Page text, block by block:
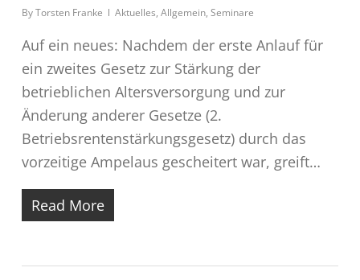
ByTorsten Franke Aktuelles, Allgemein, Seminare
Auf ein neues: Nachdem der erste Anlauf für
ein zweites Gesetz zur Stärkung der
betrieblichen Altersversorgung und zur
Änderung anderer Gesetze (2.
Betriebsrentenstärkungsgesetz) durch das
vorzeitige Ampelaus gescheitert war, greift…
Read More